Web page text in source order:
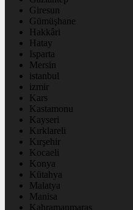
Giresun
Gümüşhane
Hakkâri
Hatay
Isparta
Mersin
istanbul
izmir
Kars
Kastamonu
Kayseri
Kırklareli
Kırşehir
Kocaeli
Konya
Kütahya
Malatya
Manisa
Kahramanmaraş